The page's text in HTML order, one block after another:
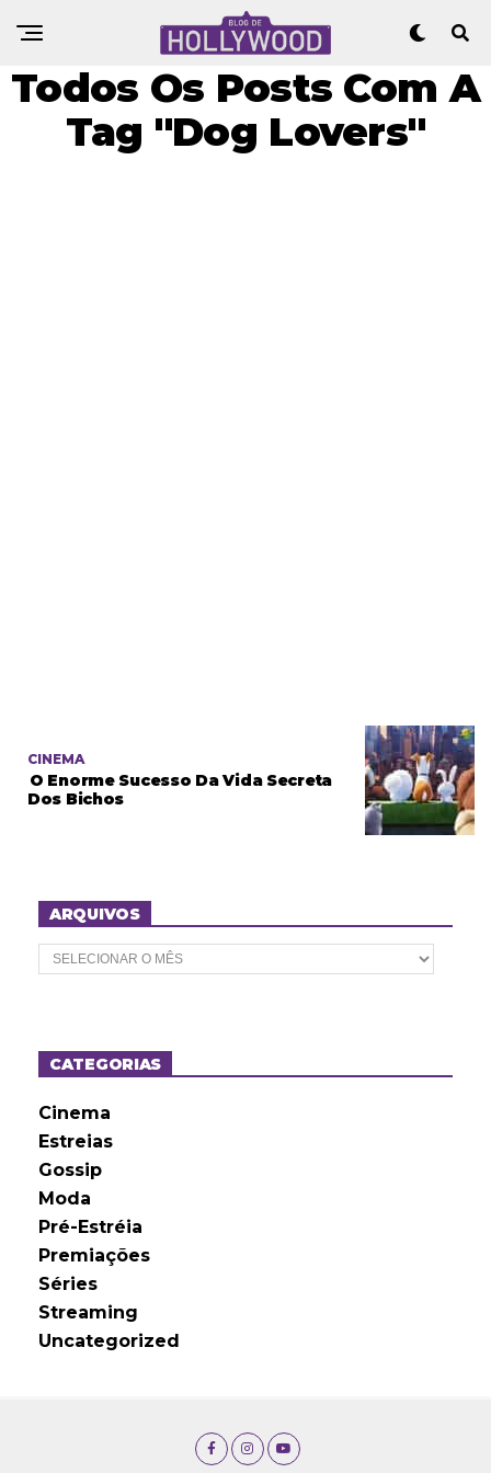
Todos Os Posts Com A
Tag "Dog Lovers"
CINEMA
O Enorme Sucesso Da Vida Secreta
Dos Bichos
ARQUIVOS
A
r
o
sCATEGORIAS
Cinema
Estreias
Gossip
Moda
Pré-Estréia
Premiações
Séries
Streaming
Uncategorized